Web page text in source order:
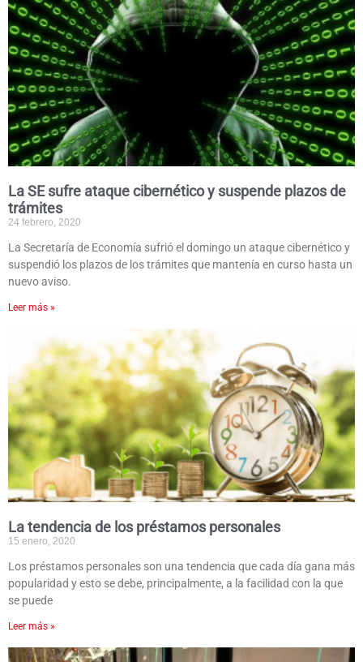
La SE sufre ataque cibernético y suspende plazos de
trámites
24 febrero, 2020
La Secretaría de Economía sufrió el domingo un ataque cibernético y
suspendió los plazos de los trámites que mantenía en curso hasta un
nuevo aviso.
Leer más »
La tendencia de los préstamos personales
15 enero, 2020
Los préstamos personales son una tendencia que cada día gana más
popularidad y esto se debe, principalmente, a la facilidad con la que
se puede
Leer más »